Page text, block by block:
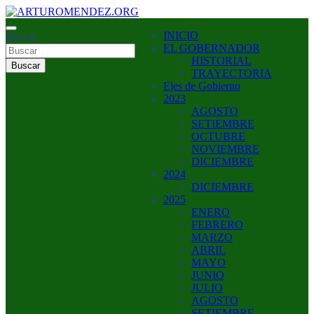
Saltar
al
contenido
ARTUROMENDEZ.ORG
ARTURO MENDEZ GOBERNADOR 2023
Buscar
Buscar
INICIO
EL GOBERNADOR
HISTORIAL
TRAYECTORIA
Ejes de Gobierno
2023
AGOSTO
SETIEMBRE
OCTUBRE
NOVIEMBRE
DICIEMBRE
2024
DICIEMBRE
2025
ENERO
FEBRERO
MARZO
ABRIL
MAYO
JUNIO
JULIO
AGOSTO